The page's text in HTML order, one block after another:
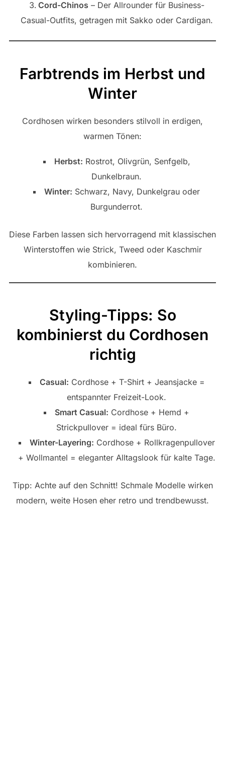
Cord-Chinos – Der Allrounder für Business-
Casual-Outfits, getragen mit Sakko oder Cardigan.
Farbtrends im Herbst und
Winter
Cordhosen wirken besonders stilvoll in erdigen,
warmen Tönen:
Herbst: Rostrot, Olivgrün, Senfgelb,
Dunkelbraun.
Winter: Schwarz, Navy, Dunkelgrau oder
Burgunderrot.
Diese Farben lassen sich hervorragend mit klassischen
Winterstoffen wie Strick, Tweed oder Kaschmir
kombinieren.
Styling-Tipps: So
kombinierst du Cordhosen
richtig
Casual: Cordhose + T-Shirt + Jeansjacke =
entspannter Freizeit-Look.
Smart Casual: Cordhose + Hemd +
Strickpullover = ideal fürs Büro.
Winter-Layering: Cordhose + Rollkragenpullover
+ Wollmantel = eleganter Alltagslook für kalte Tage.
Tipp: Achte auf den Schnitt! Schmale Modelle wirken
modern, weite Hosen eher retro und trendbewusst.